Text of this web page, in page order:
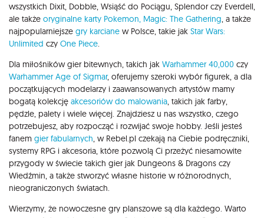
wszystkich Dixit, Dobble, Wsiąść do Pociągu, Splendor czy Everdell,
ale także oryginalne karty Pokemon, Magic: The Gathering, a także
najpopularniejsze gry karciane w Polsce, takie jak Star Wars:
Unlimited czy One Piece.
Dla miłośników gier bitewnych, takich jak Warhammer 40,000 czy
Warhammer Age of Sigmar, oferujemy szeroki wybór figurek, a dla
początkujących modelarzy i zaawansowanych artystów mamy
bogatą kolekcję akcesoriów do malowania, takich jak farby,
pędzle, palety i wiele więcej. Znajdziesz u nas wszystko, czego
potrzebujesz, aby rozpocząć i rozwijać swoje hobby. Jeśli jesteś
fanem gier fabularnych, w Rebel.pl czekają na Ciebie podręczniki,
systemy RPG i akcesoria, które pozwolą Ci przeżyć niesamowite
przygody w świecie takich gier jak Dungeons & Dragons czy
Wiedźmin, a także stworzyć własne historie w różnorodnych,
nieograniczonych światach.
Wierzymy, że nowoczesne gry planszowe są dla każdego. Warto